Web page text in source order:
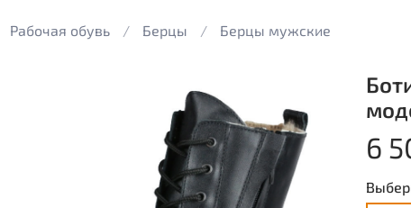
Рабочая обувь Берцы Берцы мужские
6